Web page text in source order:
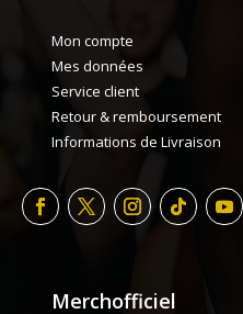
Mon compte
Mes données
Service client
Retour & remboursement
Informations de Livraison
Merchofficiel